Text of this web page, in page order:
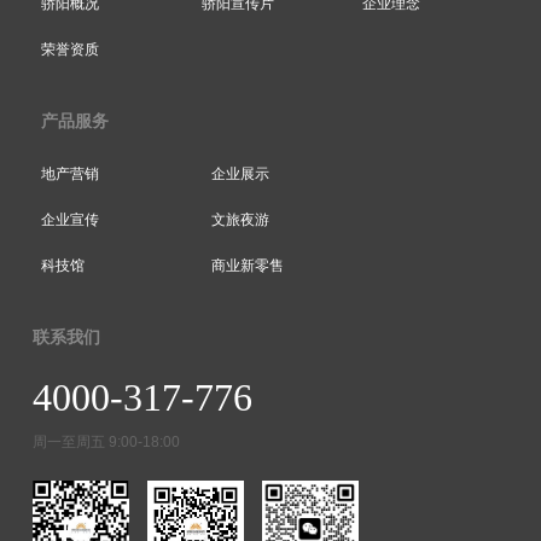
骄阳概况 骄阳宣传片 企业理念
荣誉资质
产品服务
地产营销 企业展示
企业宣传 文旅夜游
科技馆 商业新零售
联系我们
4000-317-776
周一至周五 9:00-18:00